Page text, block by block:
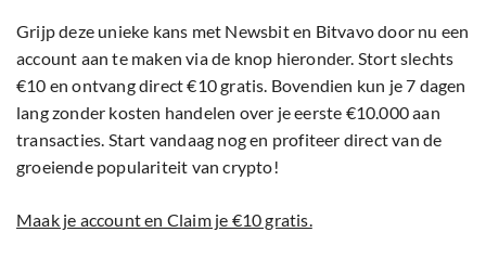
Grijp deze unieke kans met Newsbit en Bitvavo door nu een
account aan te maken via de knop hieronder. Stort slechts
€10 en ontvang direct €10 gratis. Bovendien kun je 7 dagen
lang zonder kosten handelen over je eerste €10.000 aan
transacties. Start vandaag nog en profiteer direct van de
groeiende populariteit van crypto!
Maak je account en Claim je €10 gratis.